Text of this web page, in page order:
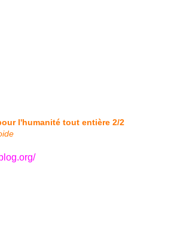
l'humanité tout entière 2/2